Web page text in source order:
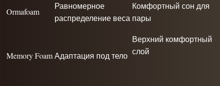
Ormafoam
Равномерное
распределение веса
Комфортный сон для
пары
Memory FoamАдаптация под тело
Верхний комфортный
слой